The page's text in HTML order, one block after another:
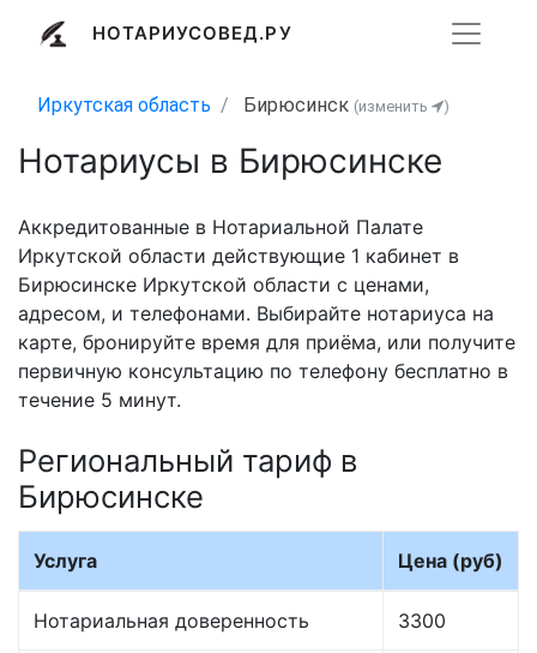
НОТАРИУСОВЕД.РУ
Иркутская область Бирюсинск (изменить )
Нотариусы в Бирюсинске
Аккредитованные в Нотариальной Палате
Иркутской области действующие 1 кабинет в
Бирюсинске Иркутской области с ценами,
адресом, и телефонами. Выбирайте нотариуса на
карте, бронируйте время для приёма, или получите
первичную консультацию по телефону бесплатно в
течение 5 минут.
Региональный тариф в
Бирюсинске
Услуга Цена (руб)
Нотариальная доверенность 3300